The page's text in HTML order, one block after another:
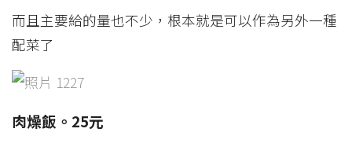
而且主要給的量也不少，根本就是可以作為另外一種
配菜了
肉燥飯。25元